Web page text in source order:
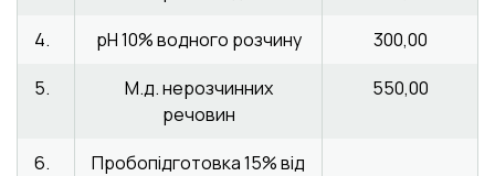
4.
рН 10% водного розчину
300,00
5.
М.д. нерозчинних
речовин
550,00
6.
Пробопідготовка 15% від